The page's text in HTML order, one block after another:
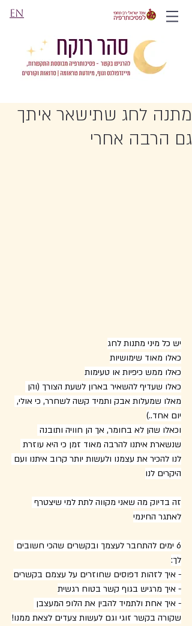
EN
מתנה לחג שתישאר איתך
גם הרבה אחרי
יש כל מיני מתנות לחג
כאלו מאוד שימושיות
כאלו ממש כיפיות או טעימות
כאלו שעדיף להשאיר בארון לשעת הצורך (והן
מאלו שמעלות אבק ותמיד קשה לשחרר, כי אולי,
יום אחד..)
וכאלו שהן לא בחומר, אך הן חוויה ותובנה
שנשארת איתנו להרבה מאוד זמן כי היא עוזרת
לנו להכיר את עצמנו ולעשות יותר קרוב איתנו ועם
היקרים לנו
זה בדיוק מה שאני מקווה לתת למי שיצטרף
לאתגר החינמי
6 ימים להתחבר לעצמך ובקשרים שהכי חשובים
לך:
- איך לזהות דפוסים שחוזרים על עצמם בקשרים
- איך מרגיש בגוף קשר בטוח רגשית
- איך אחת ולתמיד להבין את הלופ המעצבן
שקורה בקשר זוגי וגם לעשות צעדים לצאת ממנו!